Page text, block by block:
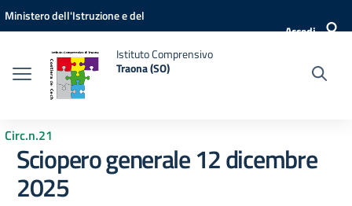
Vai ai contenuti
Vai al menu di navigazione
Vai al footer
Ministero dell'Istruzione e del
Accedi
Istituto Comprensivo
Traona (SO)
Circ.n.21
Sciopero generale 12 dicembre
2025